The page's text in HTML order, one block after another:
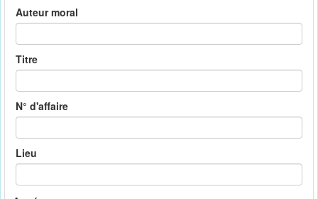
Auteur moral
Titre
N° d'affaire
Lieu